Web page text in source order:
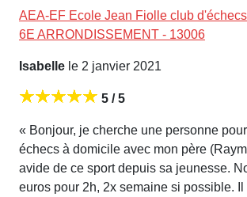
AEA-EF Ecole Jean Fiolle club
6E ARRONDISSEMENT - 13006
Isabelle le 2 janvier 2021
5 / 5
« Bonjour, je cherche une personne
échecs à domicile avec mon père
avide de ce sport depuis sa jeunesse.
euros pour 2h, 2x semaine si possible. Il